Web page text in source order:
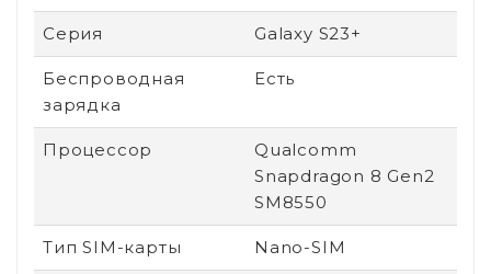
Серия Galaxy S23+
Беспроводная
зарядка
Есть
Процессор
Qualcomm
Snapdragon 8 Gen2
SM8550
Тип SIM-карты Nano-SIM